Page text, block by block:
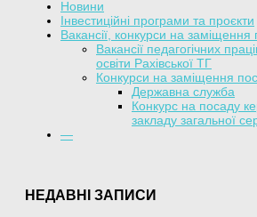
Новини
Інвестиційні програми та проєкти
Вакансії, конкурси на заміщення
Вакансії педагогічних
освіти Рахівської ТГ
Конкурси на заміщення
Державна служба
Конкурс на посаду
закладу загальної
—
НЕДАВНІ ЗАПИСИ